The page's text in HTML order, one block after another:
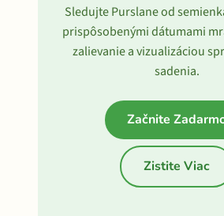
Sledujte Purslane od
prispôsobenými dátumami
zalievanie a vizualizáciou
sadenia.
Začnite
Zistite Viac